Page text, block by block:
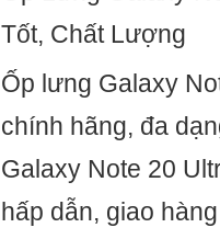
Tốt, Chất Lượng
Ốp lưng Galaxy
chính hãng, đa
Galaxy Note 20
hấp dẫn, giao